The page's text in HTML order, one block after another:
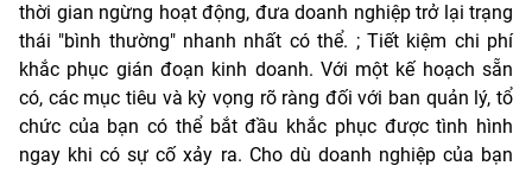
thời gian ngừng hoạt động, đưa doanh nghiệp trở lại trạng
thái "bình thường" nhanh nhất có thể. ; Tiết kiệm chi phí
khắc phục gián đoạn kinh doanh. Với một kế hoạch sẵn
có, các mục tiêu và kỳ vọng rõ ràng đối với ban quản lý, tổ
chức của bạn có thể bắt đầu khắc phục được tình hình
ngay khi có sự cố xảy ra. Cho dù doanh nghiệp của bạn